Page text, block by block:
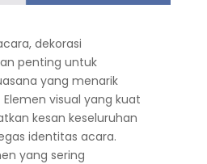
dekorasi
penting untuk
yang menarik
visual yang kuat
kesan keseluruhan
identitas acara.
yang sering